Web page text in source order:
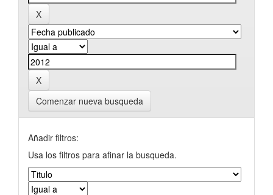
Comenzar nueva busqueda
Añadir filtros:
Usa los filtros para afinar la busqueda.